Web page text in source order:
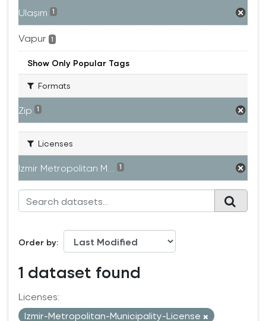
Ulaşım 1
Vapur 1
Show Only Popular Tags
Formats
Zip 1
Licenses
Izmir Metropolitan M... 1
Order by
1 dataset found
Licenses:
Izmir-Metropolitan-Municipality-License